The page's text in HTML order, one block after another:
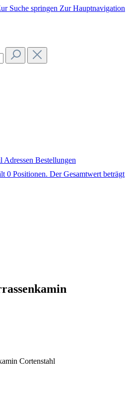
Suche springen Zur Hauptnavigation
Adressen Bestellungen
0 Positionen. Der Gesamtwert beträgt